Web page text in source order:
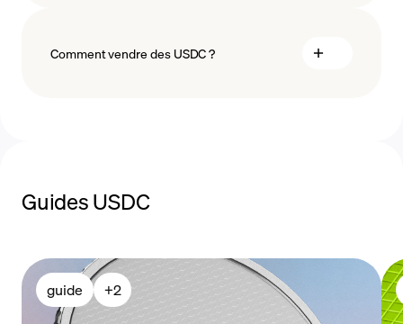
Comment vendre des USDC ?
Guides USDC
guide +2